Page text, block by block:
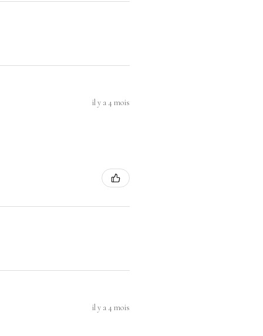
il y a 4 mois
il y a 4 mois